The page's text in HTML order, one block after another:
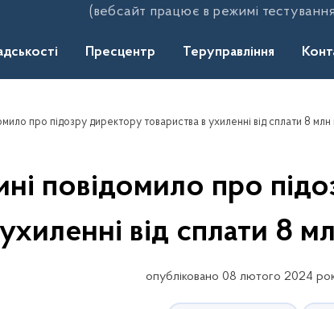
(вебсайт працює в режимі
Пресцентр Теруправління
про підозру директору товариства в ухиленні від сплати 8 млн
повідомило про
ухиленні від сплати 8
опубліковано 08 лютого 2024